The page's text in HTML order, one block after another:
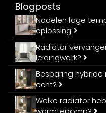
Blogposts
Nadelen lage
oplossing
Radiator
leidingwerk?
Besparing
echt?
Welke radiator